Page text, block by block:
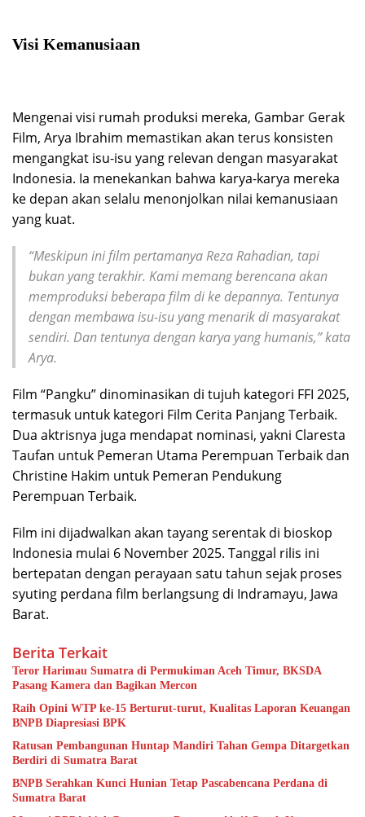
Visi Kemanusiaan
Mengenai visi rumah produksi mereka, Gambar Gerak
Film, Arya Ibrahim memastikan akan terus konsisten
mengangkat isu-isu yang relevan dengan masyarakat
Indonesia. Ia menekankan bahwa karya-karya mereka
ke depan akan selalu menonjolkan nilai kemanusiaan
yang kuat.
“Meskipun ini film pertamanya Reza Rahadian, tapi
bukan yang terakhir. Kami memang berencana akan
memproduksi beberapa film di ke depannya. Tentunya
dengan membawa isu-isu yang menarik di masyarakat
sendiri. Dan tentunya dengan karya yang humanis,” kata
Arya.
Film “Pangku” dinominasikan di tujuh kategori FFI 2025,
termasuk untuk kategori Film Cerita Panjang Terbaik.
Dua aktrisnya juga mendapat nominasi, yakni Claresta
Taufan untuk Pemeran Utama Perempuan Terbaik dan
Christine Hakim untuk Pemeran Pendukung
Perempuan Terbaik.
Film ini dijadwalkan akan tayang serentak di bioskop
Indonesia mulai 6 November 2025. Tanggal rilis ini
bertepatan dengan perayaan satu tahun sejak proses
syuting perdana film berlangsung di Indramayu, Jawa
Barat.
Berita Terkait
Teror Harimau Sumatra di Permukiman Aceh Timur, BKSDA
Pasang Kamera dan Bagikan Mercon
Raih Opini WTP ke-15 Berturut-turut, Kualitas Laporan Keuangan
BNPB Diapresiasi BPK
Ratusan Pembangunan Huntap Mandiri Tahan Gempa Ditargetkan
Berdiri di Sumatra Barat
BNPB Serahkan Kunci Hunian Tetap Pascabencana Perdana di
Sumatra Barat